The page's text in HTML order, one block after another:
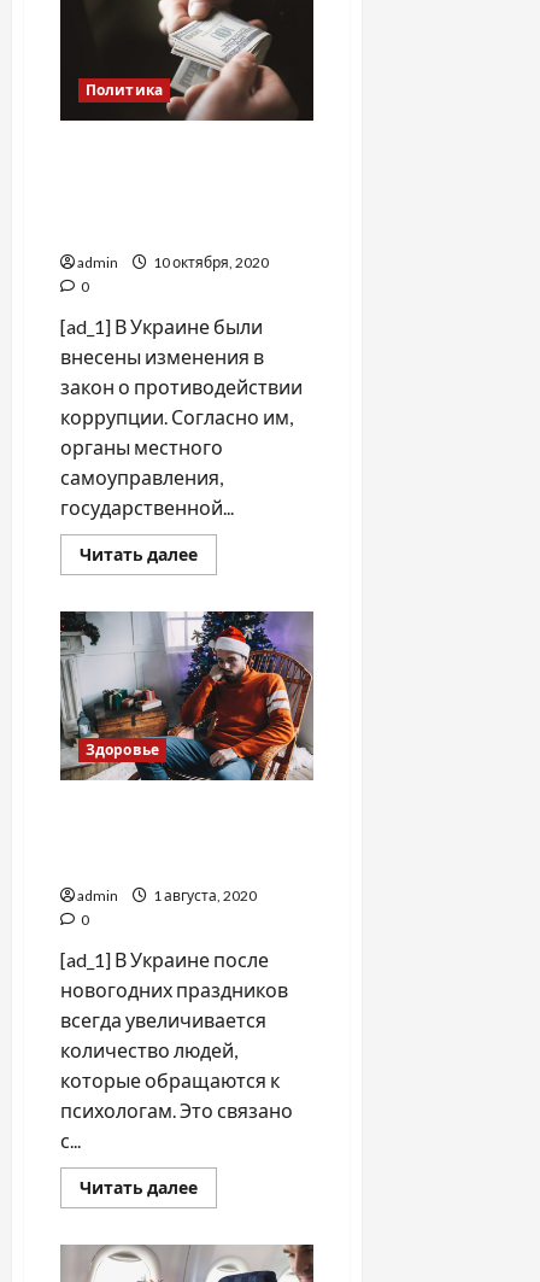
против
карантинных
ограничений
Политика
admin
10 октября, 2020
0
[ad_1] В Украине были
внесены изменения в
закон о противодействии
коррупции. Согласно им,
органы местного
самоуправления,
государственной...
Читать далееПрочитать
больше
будет
работать
закон
о
разоблачении
коррупционеров,
—
эксперт
Здоровье
admin
1 августа, 2020
0
[ad_1] В Украине после
новогодних праздников
всегда увеличивается
количество людей,
которые обращаются к
психологам. Это связано
с...
Читать далееПрочитать
больше
депрессия":
что